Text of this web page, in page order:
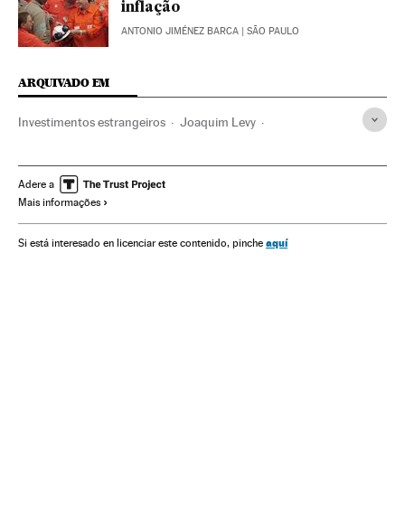
inflação
ANTONIO JIMÉNEZ BARCA | SÃO PAULO
ARQUIVADO EM
Investimentos estrangeiros Joaquim Levy
Comércio internacional Recessão econômica
Presidência Brasil
Governo Brasil Governo Comércio
Adere a
Mais informações
Si está interesado en licenciar este contenido, pinche aquí